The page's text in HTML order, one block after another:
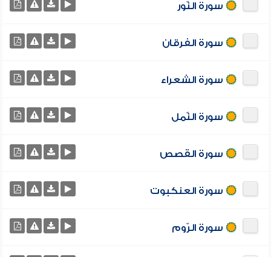
سورة النّور
سورة الفرقان
سورة الشعراء
سورة النّمل
سورة القصص
سورة العنكبوت
سورة الرّوم